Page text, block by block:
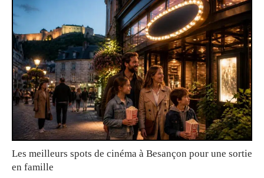
Les meilleurs spots de cinéma à Besançon pour une sortie
en famille